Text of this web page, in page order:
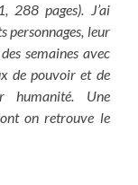
288 pages). J’ai
personnages, leur
semaines avec
de pouvoir et de
humanité. Une
on retrouve le